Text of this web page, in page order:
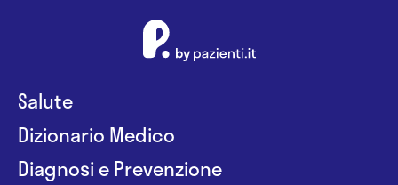
Salute
Dizionario Medico
Diagnosi e Prevenzione